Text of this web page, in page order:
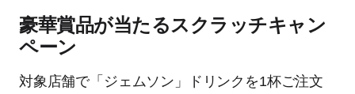
豪華賞品が当たるスクラッチキャン
ペーン
対象店舗で「ジェムソン」ドリンクを1杯ご注文